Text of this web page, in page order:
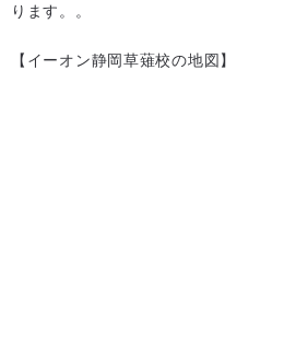
ります。。
【イーオン静岡草薙校の地図】